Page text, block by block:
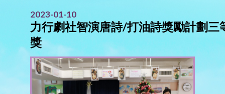
2023-01-10
力行劇社智演唐詩/打油詩獎勵計劃三
獎